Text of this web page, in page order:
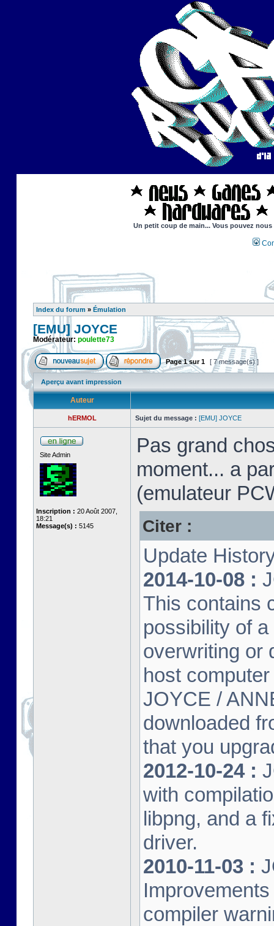
Un petit coup de main... Vous pouvez
Index du forum » Émulation
[EMU] JOYCE
Modérateur: poulette73
Page1sur1 [ 7 message(s) ]
Aperçu avant impression
Auteur
hERMOL Sujet du message : [EMU] JOYCE
Site Admin
Inscription : 20 Août 2007,
18:21
Message(s) : 5145
Pas grand
moment... a
(emulateur
Citer :
Update
2014-10-08 :
This contains
possibility of
overwriting or
host
JOYCE /
downloaded
that you
2012-10-24 :
with
libpng, and a
driver.
2010-11-03 :
compiler